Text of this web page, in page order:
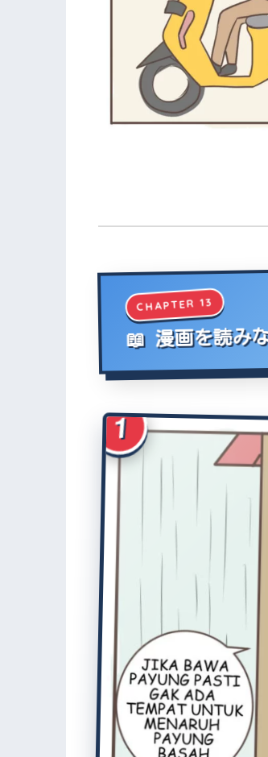
CHAPTER 13
📖 漫画を読み
1